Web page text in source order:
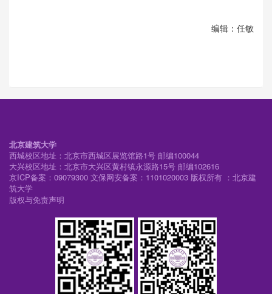
编辑：任敏
北京建筑大学
西城校区地址：北京市西城区展览馆路1号 邮编100044
大兴校区地址：北京市大兴区黄村镇永源路15号 邮编102616
京ICP备案：09079300 文保网安备案：1101020003 版权所有 ：北京建
筑大学
版权与免责声明